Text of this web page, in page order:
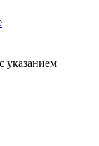
указанием